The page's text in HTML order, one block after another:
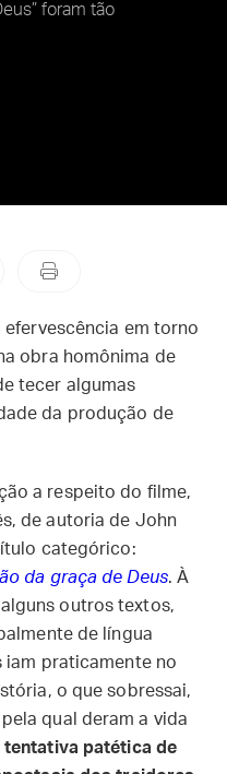
foram tão
em torno
obra homônima de
tecer algumas
da produção de
a respeito do filme,
de autoria de John
categórico:
da graça de Deus. À
outros textos,
de língua
iam praticamente no
o que sobressai,
qual deram a vida
tentativa patética de